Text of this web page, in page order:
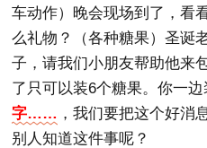
车动作）晚会现场到了，看
么礼物？（各种糖果）圣诞
子，请我们小朋友帮助他来
了只可以装6个糖果。你一边
字…… ，我们要把这个好消
别人知道这件事呢？